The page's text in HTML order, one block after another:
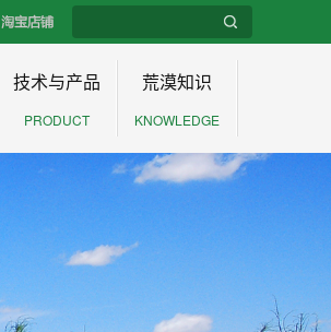
技术与产品
PRODUCT
荒漠知识
KNOWLEDGE